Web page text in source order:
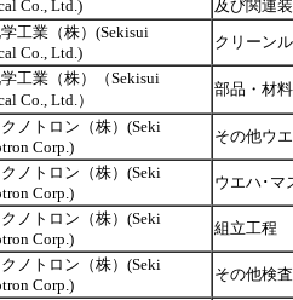
Co., Ltd.)
及び関連
工業（株）(Sekisui
Co., Ltd.)
クリーン
工業（株）（Sekisui
Co., Ltd.）
部品・材
ノトロン（株）(Seki
Corp.)
その他ウ
ノトロン（株）(Seki
Corp.)
ウエハ･マ
ノトロン（株）(Seki
Corp.)
組立工程
ノトロン（株）(Seki
Corp.)
その他検